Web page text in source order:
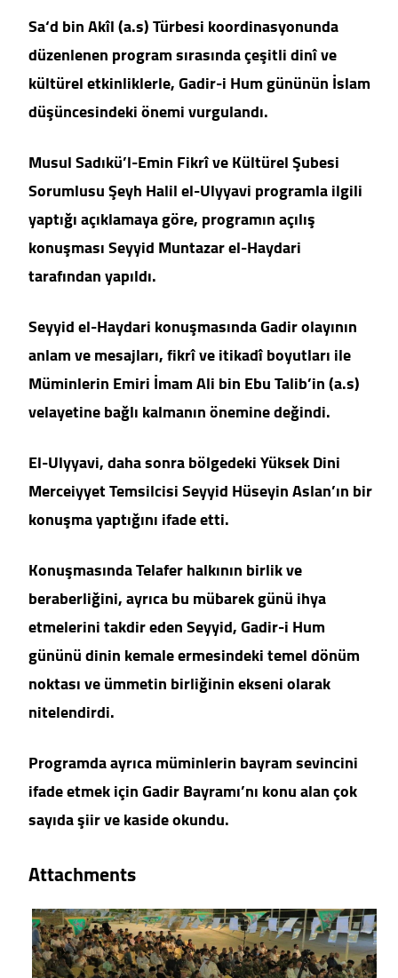
Sa‘d bin Akîl (a.s) Türbesi koordinasyonunda
düzenlenen program sırasında çeşitli dinî ve
kültürel etkinliklerle, Gadir-i Hum gününün İslam
düşüncesindeki önemi vurgulandı.
Musul Sadıkü’l-Emin Fikrî ve Kültürel Şubesi
Sorumlusu Şeyh Halil el-Ulyyavi programla ilgili
yaptığı açıklamaya göre, programın açılış
konuşması Seyyid Muntazar el-Haydari
tarafından yapıldı.
Seyyid el-Haydari konuşmasında Gadir olayının
anlam ve mesajları, fikrî ve itikadî boyutları ile
Müminlerin Emiri İmam Ali bin Ebu Talib’in (a.s)
velayetine bağlı kalmanın önemine değindi.
El-Ulyyavi, daha sonra bölgedeki Yüksek Dini
Merceiyyet Temsilcisi Seyyid Hüseyin Aslan’ın bir
konuşma yaptığını ifade etti.
Konuşmasında Telafer halkının birlik ve
beraberliğini, ayrıca bu mübarek günü ihya
etmelerini takdir eden Seyyid, Gadir-i Hum
gününü dinin kemale ermesindeki temel dönüm
noktası ve ümmetin birliğinin ekseni olarak
nitelendirdi.
Programda ayrıca müminlerin bayram sevincini
ifade etmek için Gadir Bayramı’nı konu alan çok
sayıda şiir ve kaside okundu.
Attachments